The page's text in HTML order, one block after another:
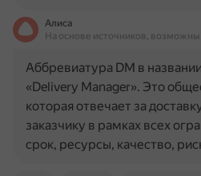
Алиса
На основе источников,
Аббревиатура DM в
«Delivery Manager». Это
которая отвечает за
заказчику в рамках всех
срок, ресурсы, качество,